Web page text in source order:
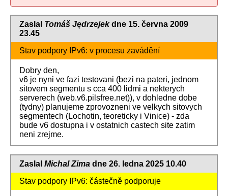
Zaslal Tomáš Jędrzejekdne 15. června 2009
23.45
Stav podpory IPv6: v procesu zavádění
Dobry den,
v6 je nyni ve fazi testovani (bezi na pateri, jednom
sitovem segmentu s cca 400 lidmi a nekterych
serverech (web.v6.pilsfree.net)), v dohledne dobe
(tydny) planujeme zprovozneni ve velkych sitovych
segmentech (Lochotin, teoreticky i Vinice) - zda
bude v6 dostupna i v ostatnich castech site zatim
neni zrejme.
Zaslal Michal Zima dne 26. ledna 2025 10.40
Stav podpory IPv6: částečně podporuje